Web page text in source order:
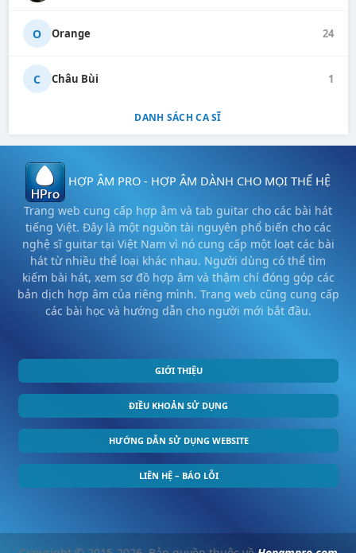
O Orange 24
C Châu Bùi 1
DANH SÁCH CA SĨ
HỢP ÂM PRO - HỢP ÂM DÀNH CHO MỌI THẾ HỆ
Trang web cung cấp hợp âm và tab guitar cho các bài hát
tiếng Việt. Đây là một nguồn tài nguyên phổ biến cho các
nghệ sĩ guitar tại Việt Nam vì nó cung cấp một loạt các bài
hát từ nhiều thể loại khác nhau. Người dùng có thể tìm
kiếm bài hát, xem sơ đồ hợp âm và thậm chí đóng góp các
bản dịch hợp âm của riêng mình. Trang web cũng cung cấp
các bài học và hướng dẫn cho người mới bắt đầu.
GIỚI THIỆU
ĐIỀU KHOẢN SỬ DỤNG
HƯỚNG DẪN SỬ DỤNG WEBSITE
LIÊN HỆ – BÁO LỖI